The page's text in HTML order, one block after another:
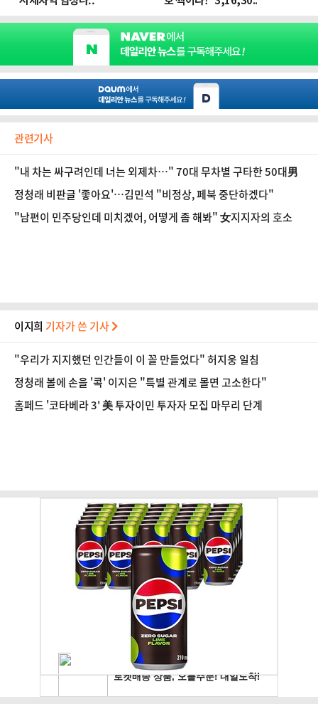
관련기사
"내 차는 싸구려인데 너는 외제차…" 70대 무차별 구타한 50대男
정청래 비판글 '좋아요'…김민석 "비정상, 페북 중단하겠다"
"남편이 민주당인데 미치겠어, 어떻게 좀 해봐" 女지지자의 호소
이지희 기자가 쓴 기사
"우리가 지지했던 인간들이 이 꼴 만들었다" 허지웅 일침
정청래 볼에 손을 '콕' 이지은 "특별 관계로 몰면 고소한다"
홈페드 '코타베라 3' 美 투자이민 투자자 모집 마무리 단계